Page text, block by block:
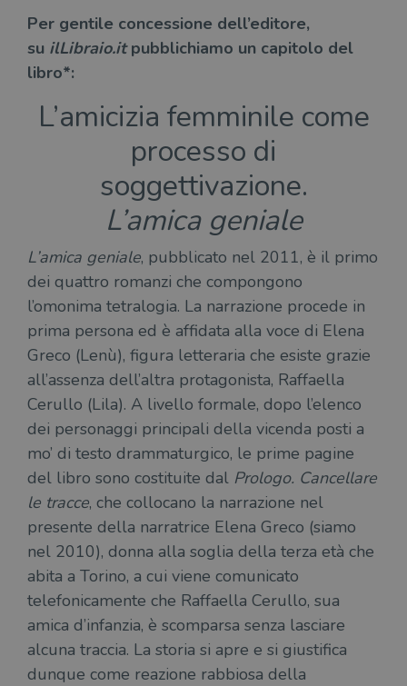
Per gentile concessione dell’editore,
su ilLibraio.itpubblichiamo un capitolo del
libro*:
L’amicizia femminile come
processo di
soggettivazione.
L’amica geniale
L’amica geniale, pubblicato nel 2011, è il primo
dei quattro romanzi che compongono
l’omonima tetralogia. La narrazione procede in
prima persona ed è affidata alla voce di Elena
Greco (Lenù), figura letteraria che esiste grazie
all’assenza dell’altra protagonista, Raffaella
Cerullo (Lila). A livello formale, dopo l’elenco
dei personaggi principali della vicenda posti a
mo’ di testo drammaturgico, le prime pagine
del libro sono costituite dal Prologo. Cancellare
le tracce, che collocano la narrazione nel
presente della narratrice Elena Greco (siamo
nel 2010), donna alla soglia della terza età che
abita a Torino, a cui viene comunicato
telefonicamente che Raffaella Cerullo, sua
amica d’infanzia, è scomparsa senza lasciare
alcuna traccia. La storia si apre e si giustifica
dunque come reazione rabbiosa della